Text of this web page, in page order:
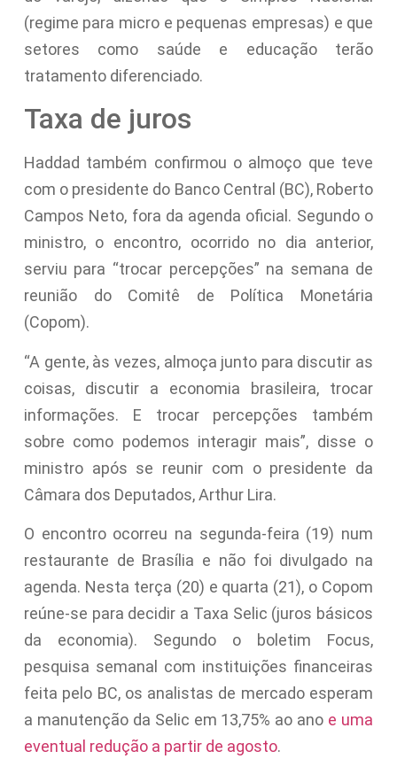
(regime para micro e pequenas empresas) e que
setores como saúde e educação terão
tratamento diferenciado.
Taxa de juros
Haddad também confirmou o almoço que teve
com o presidente do Banco Central (BC), Roberto
Campos Neto, fora da agenda oficial. Segundo o
ministro, o encontro, ocorrido no dia anterior,
serviu para “trocar percepções” na semana de
reunião do Comitê de Política Monetária
(Copom).
“A gente, às vezes, almoça junto para discutir as
coisas, discutir a economia brasileira, trocar
informações. E trocar percepções também
sobre como podemos interagir mais”, disse o
ministro após se reunir com o presidente da
Câmara dos Deputados, Arthur Lira.
O encontro ocorreu na segunda-feira (19) num
restaurante de Brasília e não foi divulgado na
agenda. Nesta terça (20) e quarta (21), o Copom
reúne-se para decidir a Taxa Selic (juros básicos
da economia). Segundo o boletim Focus,
pesquisa semanal com instituições financeiras
feita pelo BC, os analistas de mercado esperam
a manutenção da Selic em 13,75% ao ano e uma
eventual redução a partir de agosto.